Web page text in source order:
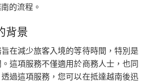
的流程。
背景
在減少旅客入境的等待時間，特別是
這項服務不僅適用於商務人士，也同
過這項服務，您可以在抵達越南後迅